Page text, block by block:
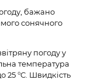
бажано
сонячного
погоду у
температура
25 °C. Швидкість